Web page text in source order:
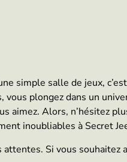
simple salle de jeux,
vous plongez dans un
aimez. Alors, n’hésitez
inoubliables à Secret
attentes. Si vous